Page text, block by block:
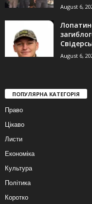
August 6,
August 6,
ПОПУЛЯРНА КАТЕГОРІЯ
Право
Цікаво
Листи
Економіка
Культура
Політика
Коротко